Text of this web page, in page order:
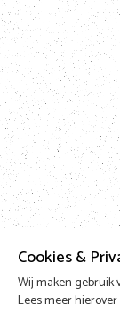
Cookies &
Wij maken gebruik
Lees meer